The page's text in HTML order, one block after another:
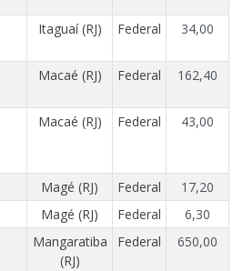
Itaguaí (RJ) Federal 34,00
Macaé (RJ) Federal 162,40
Macaé (RJ) Federal 43,00
Magé (RJ) Federal
17,20
Magé (RJ) Federal
6,30
Mangaratiba
(RJ)
Federal 650,00